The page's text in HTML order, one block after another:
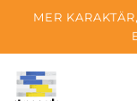
MER